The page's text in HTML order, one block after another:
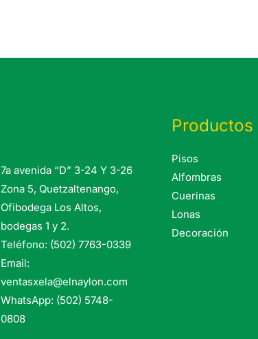
7a avenida “D” 3-24 Y 3-26
Zona 5, Quetzaltenango,
Ofibodega Los Altos,
bodegas 1 y 2.
Teléfono: (502) 7763-0339
Email:
ventasxela@elnaylon.com
WhatsApp: (502) 5748-
0808
Productos
Pisos
Alfombras
Cuerinas
Lonas
Decoración